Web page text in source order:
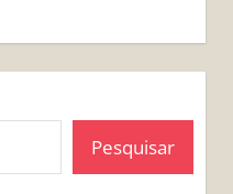
Pesquisar